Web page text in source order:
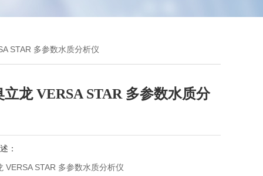
STAR 多参数水质分析仪
立龙 VERSA STAR 多参数水质分
：
VERSA STAR 多参数水质分析仪